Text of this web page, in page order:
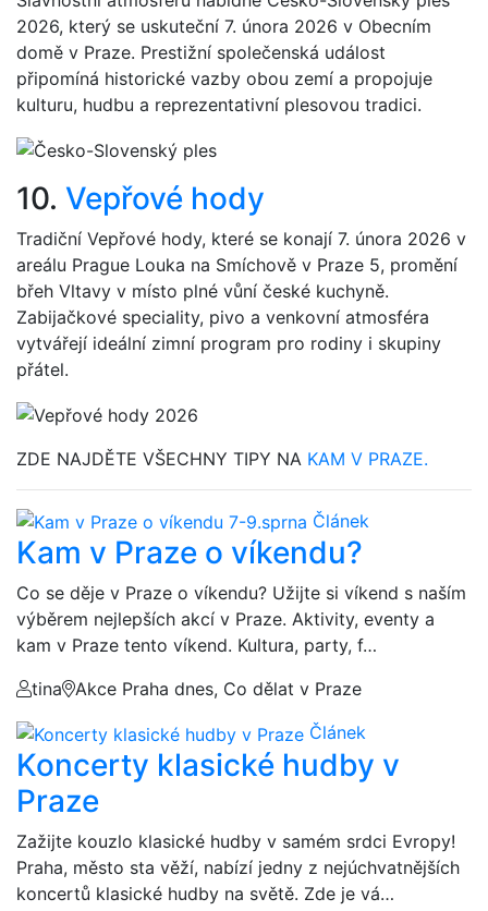
2026, který se uskuteční 7. února 2026 v Obecním
domě v Praze. Prestižní společenská událost
připomíná historické vazby obou zemí a propojuje
kulturu, hudbu a reprezentativní plesovou tradici.
10. Vepřové hody
Tradiční Vepřové hody, které se konají 7. února 2026 v
areálu Prague Louka na Smíchově v Praze 5, promění
břeh Vltavy v místo plné vůní české kuchyně.
Zabijačkové speciality, pivo a venkovní atmosféra
vytvářejí ideální zimní program pro rodiny i skupiny
přátel.
ZDE NAJDĚTE VŠECHNY TIPY NA KAM V PRAZE.
Článek
Kam v Praze o víkendu?
Co se děje v Praze o víkendu? Užijte si víkend s naším
výběrem nejlepších akcí v Praze. Aktivity, eventy a
kam v Praze tento víkend. Kultura, party, f…
tina
Akce Praha dnes, Co dělat v Praze
Článek
Koncerty klasické hudby v
Praze
Zažijte kouzlo klasické hudby v samém srdci Evropy!
Praha, město sta věží, nabízí jedny z nejúchvatnějších
koncertů klasické hudby na světě. Zde je vá…